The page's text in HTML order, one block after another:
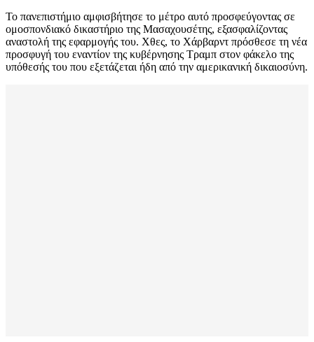
Το πανεπιστήμιο αμφισβήτησε το μέτρο αυτό προσφεύγοντας σε
ομοσπονδιακό δικαστήριο της Μασαχουσέτης, εξασφαλίζοντας
αναστολή της εφαρμογής του. Χθες, το Χάρβαρντ πρόσθεσε τη νέα
προσφυγή του εναντίον της κυβέρνησης Τραμπ στον φάκελο της
υπόθεσής του που εξετάζεται ήδη από την αμερικανική δικαιοσύνη.